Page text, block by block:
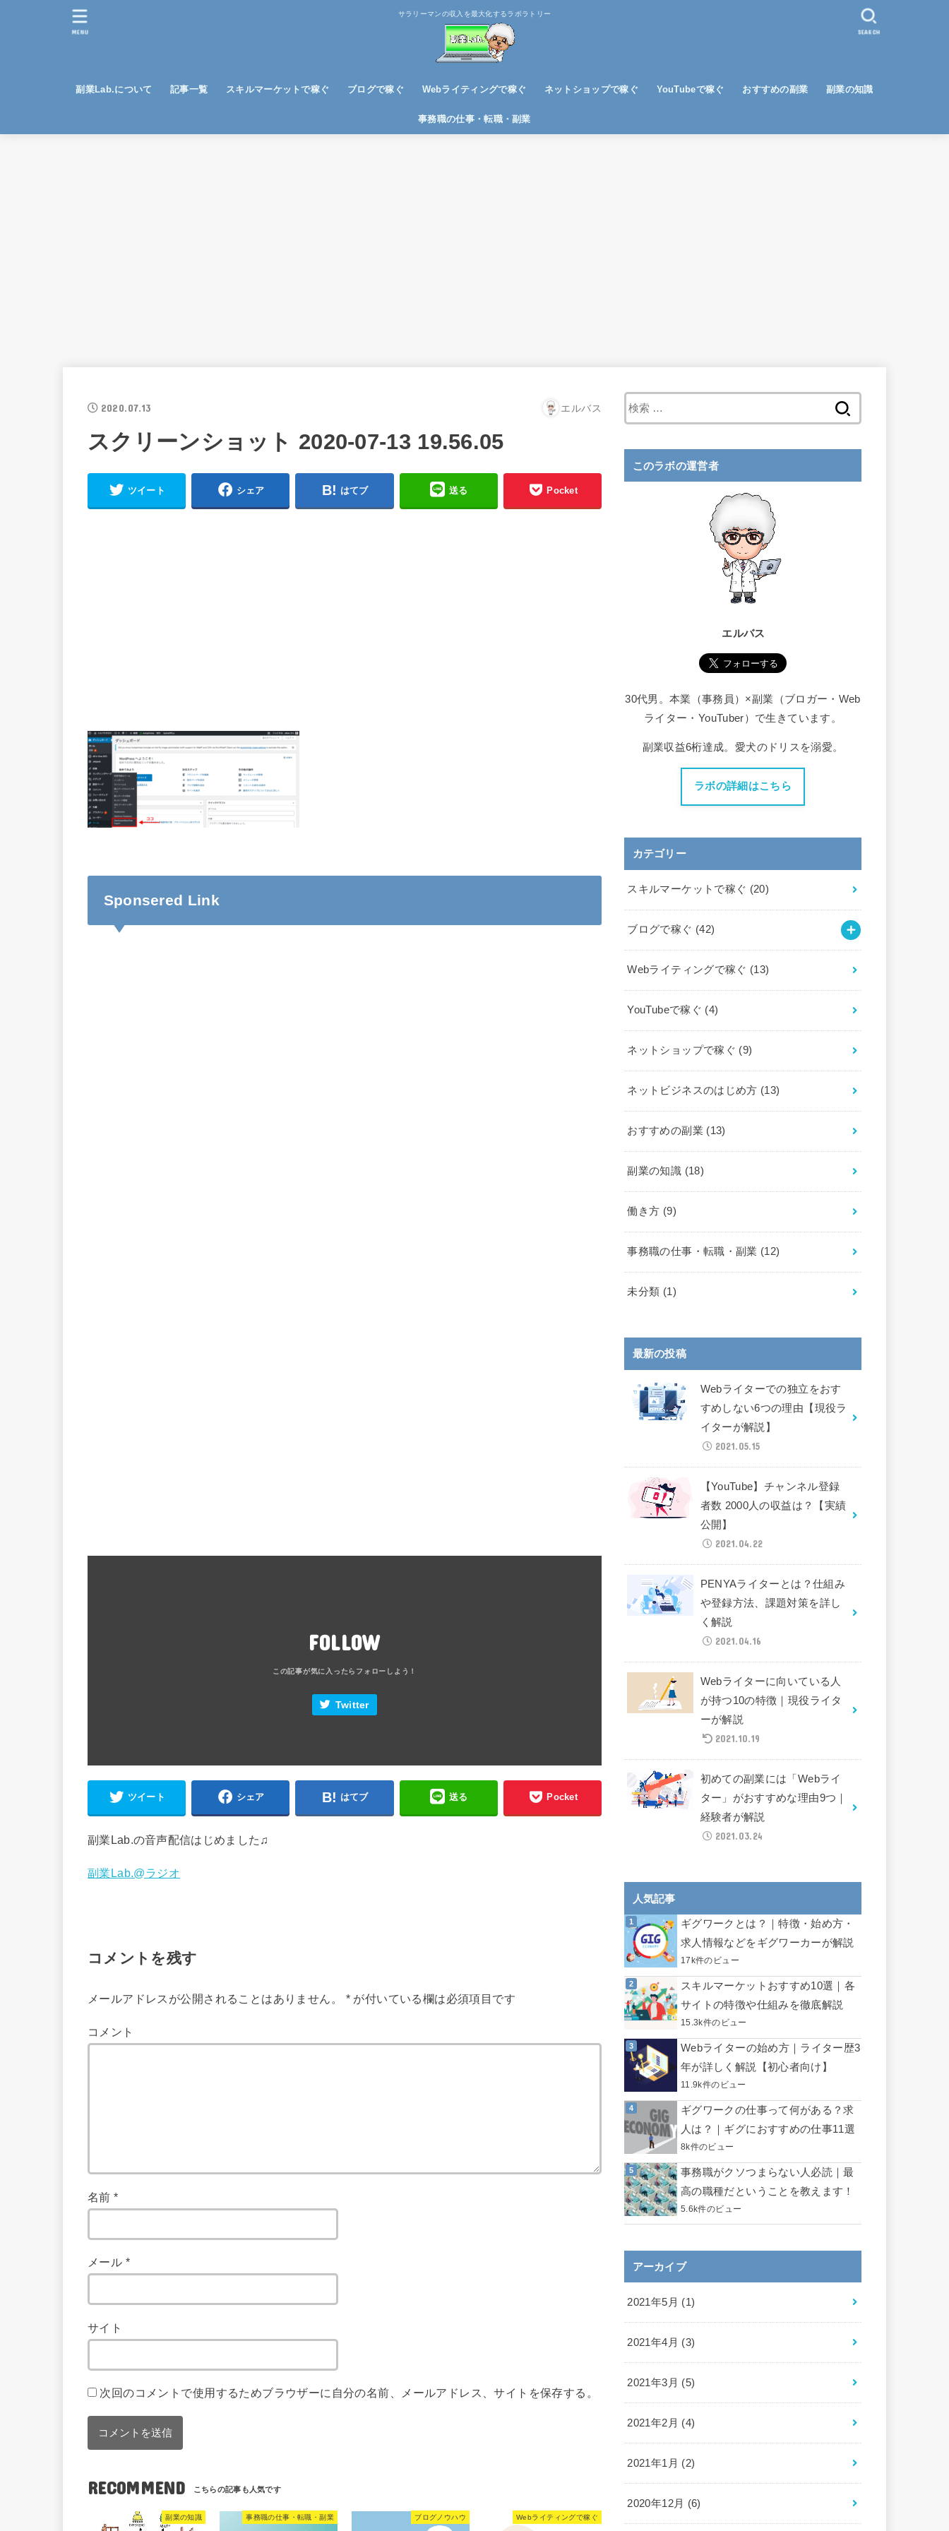
サラリーマンの収入を最大化するラボラトリー
副業Lab.について 記事一覧 スキルマーケットで稼ぐ ブログで稼ぐ
アフィリエイトで稼ぐ
Webライティングで稼ぐ ネットショップで稼ぐ YouTubeで稼ぐ おすすめの副業 副業の知識
事務職の仕事・転職・副業
SEARCH
MENU
2020.07.13 エルバス
スクリーンショット 2020-07-13 19.56.05
ツイート シェア はてブ 送る Pocket
Sponsered Link
FOLLOW
Twitter
ツイート シェア はてブ 送る Pocket
副業Lab.の音声配信はじめました♫
副業Lab.@ラジオ
コメントを残す
メールアドレスが公開されることはありません。 *が付いている欄は必須項目です
コメント
名前*
メール *
サイト
次回のコメントで使用するためブラウザーに自分の名前、メールアドレス、サイトを保存する。
RECOMMEND
副業の知識 事務職の仕事・転職・副業 ブログノウハウ Webライティングで稼ぐ
索
このラボの運営者
エルバス
30代男。本業（事務員）×副業（ブロガー・Web
ライター・YouTuber）で生きています。
副業収益6桁達成。愛犬のドリスを溺愛。
ラボの詳細はこちら
カテゴリー
スキルマーケットで稼ぐ (20)
ブログで稼ぐ (42)
Webライティングで稼ぐ (13)
YouTubeで稼ぐ (4)
ネットショップで稼ぐ (9)
ネットビジネスのはじめ方 (13)
おすすめの副業 (13)
副業の知識 (18)
働き方 (9)
事務職の仕事・転職・副業 (12)
未分類 (1)
最新の投稿
Webライターでの独立をおす
すめしない6つの理由【現役ラ
イターが解説】
2021.05.15
【YouTube】チャンネル登録
者数 2000人の収益は？【実績
公開】
2021.04.22
PENYAライターとは？仕組み
や登録方法、課題対策を詳し
く解説
2021.04.16
Webライターに向いている人
が持つ10の特徴｜現役ライタ
ーが解説
2021.10.19
初めての副業には「Webライ
ター」がおすすめな理由9つ｜
経験者が解説
2021.03.24
人気記事
ギグワークとは？｜特徴・始め方・
求人情報などをギグワーカーが解説
17k件のビュー
スキルマーケットおすすめ10選｜各
サイトの特徴や仕組みを徹底解説
15.3k件のビュー
Webライターの始め方｜ライター歴3
年が詳しく解説【初心者向け】
11.9k件のビュー
ギグワークの仕事って何がある？求
人は？｜ギグにおすすめの仕事11選
8k件のビュー
事務職がクソつまらない人必読｜最
高の職種だということを教えます！
5.6k件のビュー
アーカイブ
2021年5月 (1)
2021年4月 (3)
2021年3月 (5)
2021年2月 (4)
2021年1月 (2)
2020年12月 (6)